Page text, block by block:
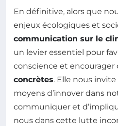
En définitive, alors que
enjeux écologiques et
communication sur le
un levier essentiel pour
conscience et encourager
concrètes. Elle nous
moyens d’innover dans
communiquer et
nous dans cette lutte